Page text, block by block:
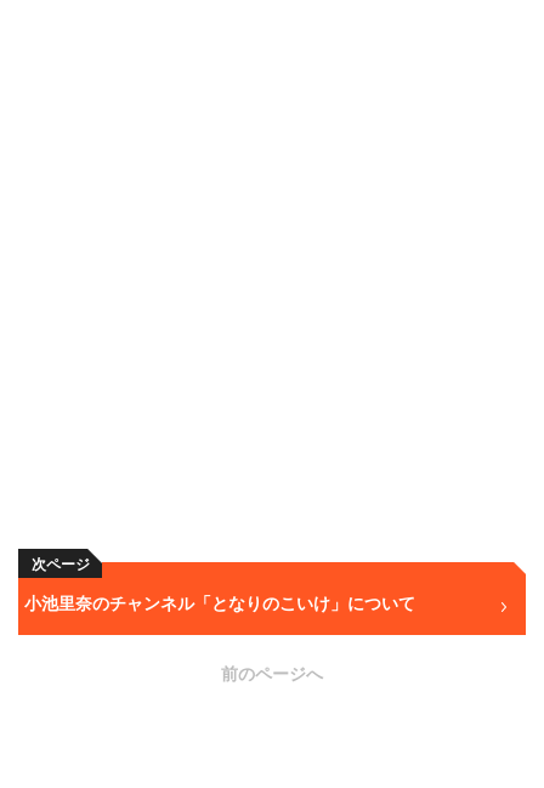
次ページ
小池里奈のチャンネル「となりのこいけ」について
前のページへ